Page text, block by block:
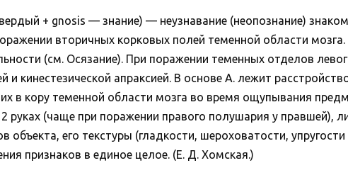
+ gnosis — знание) — неузнавание (неопознание)
вторичных корковых полей теменной области
(см. Осязание). При поражении теменных отделов
кинестезической апраксией. В основе А. лежит
в кору теменной области мозга во время ощупывания
руках (чаще при поражении правого полушария у правшей),
объекта, его текстуры (гладкости, шероховатости,
признаков в единое целое. (Е. Д. Хомская.)